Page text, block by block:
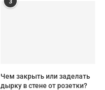
3
Чем закрыть или заделать
дырку в стене от розетки?